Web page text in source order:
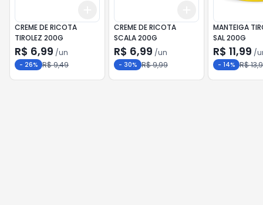
CREME DE RICOTA
TIROLEZ 200G
R$ 6,99 /un
- 26% R$ 9,49
CREME DE RICOTA
SCALA 200G
R$ 6,99 /un
- 30% R$ 9,99
MANTEIGA
SAL 200G
R$ 11,99 /
- 14% R$